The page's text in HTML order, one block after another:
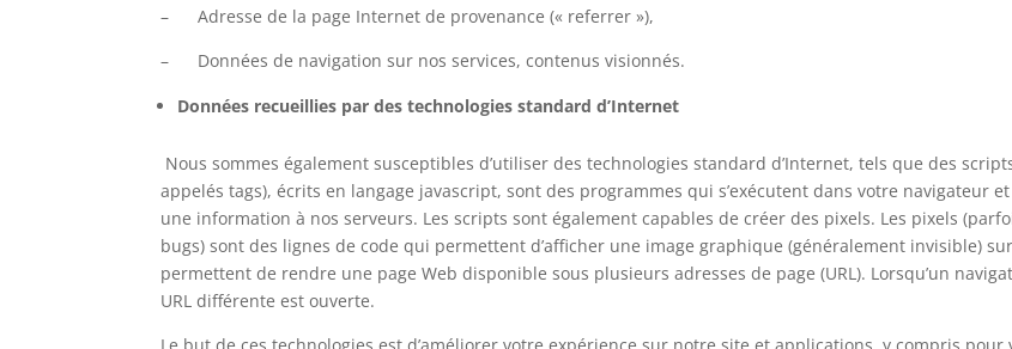
– Adresse de la page Internet de provenance (« referrer »),
– Données de navigation sur nos services, contenus visionnés.
Données recueillies par des technologies standard d’Internet
Nous sommes également susceptibles d’utiliser des technologies standard d’Internet, tels que des
appelés tags), écrits en langage javascript, sont des programmes qui s’exécutent dans votre navigateur
une information à nos serveurs. Les scripts sont également capables de créer des pixels. Les pixels
bugs) sont des lignes de code qui permettent d’afficher une image graphique (généralement invisible)
permettent de rendre une page Web disponible sous plusieurs adresses de page (URL). Lorsqu’un
URL différente est ouverte.